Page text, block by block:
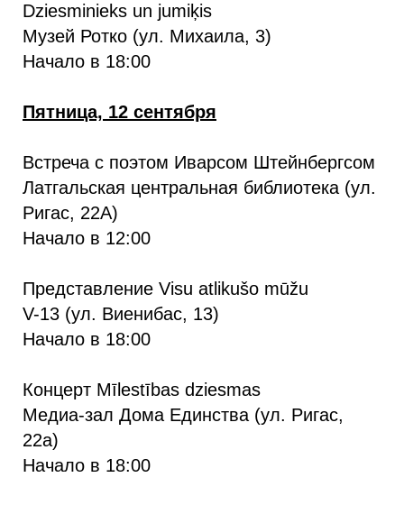
Dziesminieks un jumiķis
Музей Ротко (ул. Михаила, 3)
Начало в 18:00
Пятница, 12 сентября
Встреча с поэтом Иварсом Штейнбергсом
Латгальская центральная библиотека (ул.
Ригас, 22А)
Начало в 12:00
Представление Visu atlikušo mūžu
V-13 (ул. Виенибас, 13)
Начало в 18:00
Концерт Mīlestības dziesmas
Медиа-зал Дома Единства (ул. Ригас,
22а)
Начало в 18:00